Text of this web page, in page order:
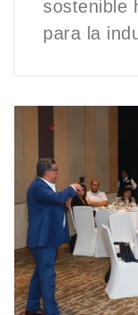
sostenible
para la